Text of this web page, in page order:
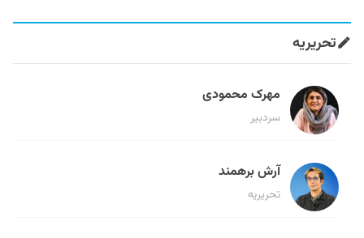
تحریریه
مهرک محمودی
سردبیر
آرش برهمند
تحریریه